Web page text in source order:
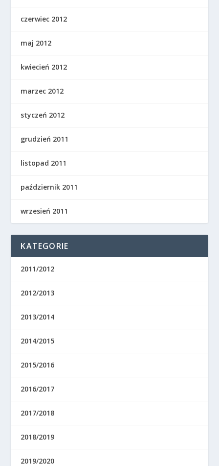
czerwiec 2012
maj 2012
kwiecień 2012
marzec 2012
styczeń 2012
grudzień 2011
listopad 2011
październik 2011
wrzesień 2011
KATEGORIE
2011/2012
2012/2013
2013/2014
2014/2015
2015/2016
2016/2017
2017/2018
2018/2019
2019/2020